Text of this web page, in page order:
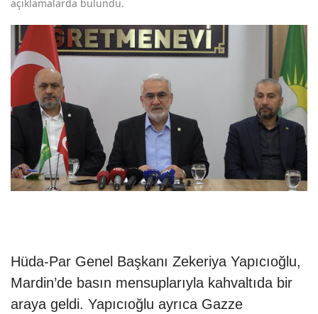
açıklamalarda bulundu.
Hüda-Par Genel Başkanı Zekeriya Yapıcıoğlu,
Mardin’de basın mensuplarıyla kahvaltıda bir
araya geldi. Yapıcıoğlu ayrıca Gazze